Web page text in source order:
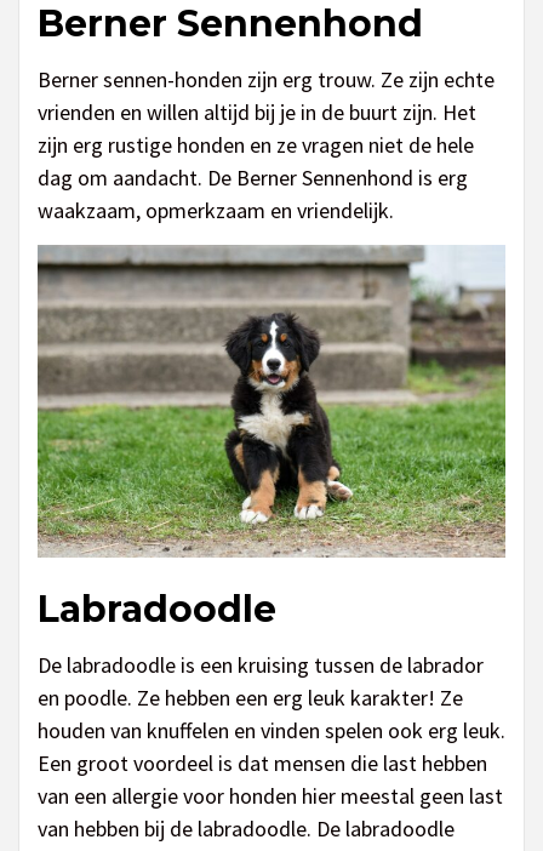
Berner Sennenhond
Berner sennen-honden zijn erg trouw. Ze zijn echte
vrienden en willen altijd bij je in de buurt zijn. Het
zijn erg rustige honden en ze vragen niet de hele
dag om aandacht. De Berner Sennenhond is erg
waakzaam, opmerkzaam en vriendelijk.
Labradoodle
De labradoodle is een kruising tussen de labrador
en poodle. Ze hebben een erg leuk karakter! Ze
houden van knuffelen en vinden spelen ook erg leuk.
Een groot voordeel is dat mensen die last hebben
van een allergie voor honden hier meestal geen last
van hebben bij de labradoodle. De labradoodle